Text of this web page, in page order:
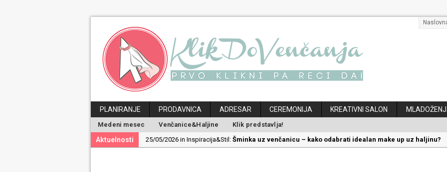
PLANIRANJE PRODAVNICA ADRESAR CEREMONIJA KREATIVNI SALON
Medeni mesec Venčanice&Haljine Klik predstavlja!
Aktuelnosti 25/05/2026 in Inspiracija&Stil: Šminka uz venčanicu – kako odabrati idealan make up uz haljinu?